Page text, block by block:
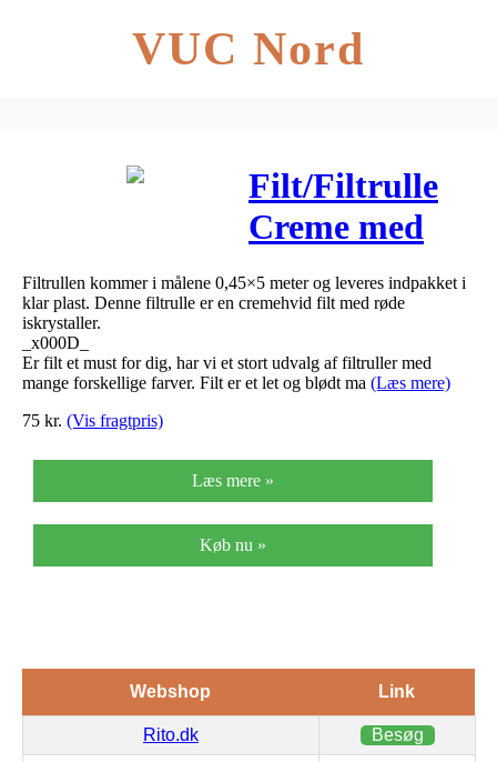
VUC Nord
Filt/Filtrulle
Creme med
Røde
iskrystaller
0,45x5m
Filtrullen kommer i målene 0,45×5 meter og leveres indpakket i
klar plast. Denne filtrulle er en cremehvid filt med røde
iskrystaller.
_x000D_
Er filt et must for dig, har vi et stort udvalg af filtruller med
mange forskellige farver. Filt er et let og blødt ma (Læs mere)
75 kr. (Vis fragtpris)
Læs mere »
Køb nu »
Webshop Link
Rito.dk Besøg